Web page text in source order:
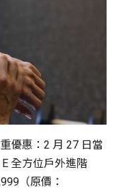
優惠：2 月 27 日當
全方位戶外進階
（原價：